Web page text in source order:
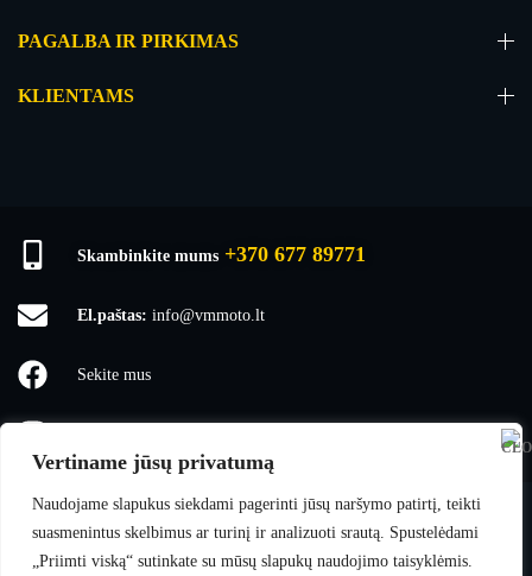
Vertiname jūsų privatumą
Naudojame slapukus siekdami pagerinti jūsų naršymo patirtį, teikti
suasmenintus skelbimus ar turinį ir analizuoti srautą. Spustelėdami
„Priimti viską“ sutinkate su mūsų slapukų naudojimo taisyklėmis.
PAGALBA IR PIRKIMAS
KLIENTAMS
Skambinkite mums +370 677 89771
El.paštas: info@vmmoto.lt
Sekite mus
VMmoto© 2025 Visos teisės saugomos.